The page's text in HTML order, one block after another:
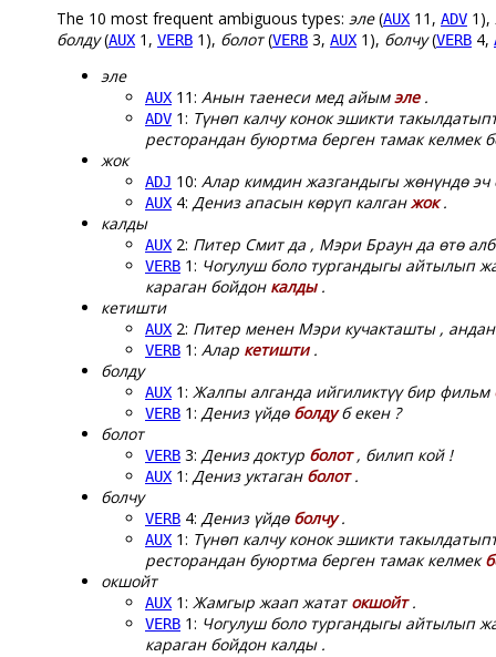
The 10 most frequent ambiguous types: эле(AUX 11, ADV 1),
болду(AUX 1, VERB 1), болот(VERB 3, AUX 1), болчу(VERB 4,
эле
AUX 11: Анын таенеси мед айымэле.
ADV 1: Түнөп калчу конок эшикти
ресторандан буюртма берген тамак келмек
жок
ADJ 10: Алар кимдин жазгандыгы жөнүндө эч
AUX 4: Дениз апасын көрүп калганжок.
калды
AUX 2: Питер Смит да , Мэри Браун да өтө
VERB 1: Чогулуш боло тургандыгы айтылып
караган бойдон калды.
кетишти
AUX 2: Питер менен Мэри кучакташты ,
VERB 1: Алар кетишти.
болду
AUX 1: Жалпы алганда ийгиликтүү бир фильм
VERB 1: Дениз үйдө болдуб екен ?
болот
VERB 3: Дениз доктур болот, билип кой !
AUX 1: Дениз уктаган болот.
болчу
VERB 4: Дениз үйдө болчу.
AUX 1: Түнөп калчу конок эшикти
ресторандан буюртма берген тамак келмек
окшойт
AUX 1: Жамгыр жаап жатат окшойт.
VERB 1: Чогулуш боло тургандыгы айтылып
караган бойдон калды .